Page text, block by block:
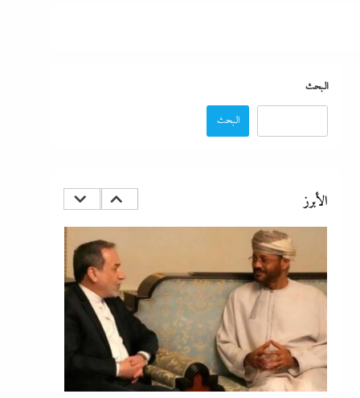
البحث
البحث
الأبرز
الاحتياطي الأجنبي رغم توترات هرمز
3 فبراير، 2024